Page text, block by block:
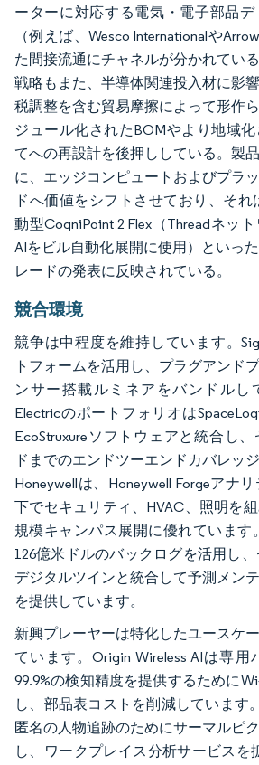
ーターに対応する電気・電子部品
（例えば、Wesco Internationalや
た間接流通にチャネルが分かれてい
戦略もまた、半導体関連投入材に影
税調整を含む貿易摩擦によって形作
ジュール化されたBOMやより地域
てへの再設計を後押ししている。製
に、エッジコンピュートおよびプラ
ドへ価値をシフトさせており、それ
動型CogniPoint 2 Flex（Threadネッ
AIをビル自動化展開に使用）といっ
レードの発表に反映されている。
競合環境
競争は中程度を維持しています。
トフォームを活用し、プラグアンド
ンサー搭載ルミネアをバンドルし
Electricのポートフォリオは
EcoStruxureソフトウェアと統合し
ドまでのエンドツーエンドカバレッ
Honeywellは、Honeywell Forgeアナ
下でセキュリティ、HVAC、照明を
規模キャンパス展開に優れています
126億米ドルのバックログを活用し
デジタルツインと統合して予測メン
を提供しています。
新興プレーヤーは特化したユースケ
ています。Origin Wireless AIは専
99.9%の検知精度を提供するために
し、部品表コストを削減しています
匿名の人物追跡のためにサーマルピ
し、ワークプレイス分析サービスを